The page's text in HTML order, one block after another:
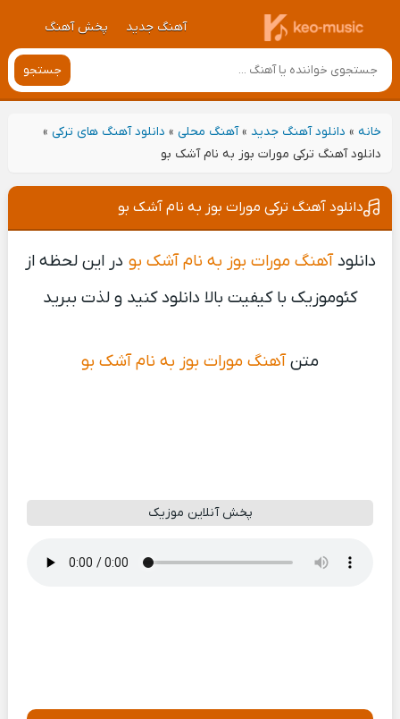
آهنگ جدید پخش آهنگ
جستجو
خانه» دانلود آهنگ جدید »آهنگ محلی» دانلود آهنگ های ترکی»
دانلود آهنگ ترکی مورات بوز به نام آشک بو
دانلود آهنگ ترکی مورات بوز به نام آشک بو
دانلودآهنگ مورات بوز به نام آشک بو در این لحظه از
کئوموزیک با کیفیت بالا دانلود کنید و لذت ببرید
متنآهنگ مورات بوز به نام آشک بو
پخش آنلاین موزیک